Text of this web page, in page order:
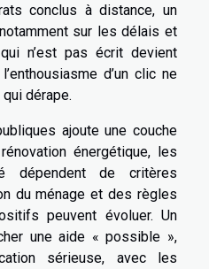
conclus à distance, un
sur les délais et
n’est pas écrit devient
d’un clic ne
dérape.
ajoute une couche
énergétique, les
dépendent de critères
du ménage et des règles
peuvent évoluer. Un
une aide « possible »,
sérieuse, avec les